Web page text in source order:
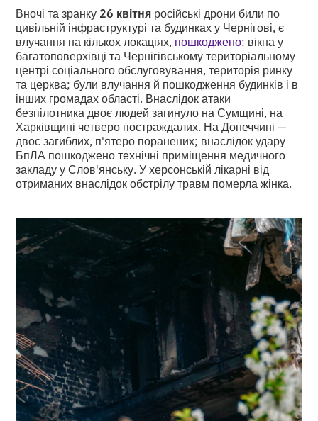
Вночі та зранку 26 квітня російські дрони били по
цивільній інфраструктурі та будинках у Чернігові, є
влучання на кількох локаціях, пошкоджено: вікна у
багатоповерхівці та Чернігівському територіальному
центрі соціального обслуговування, територія ринку
та церква; були влучання й пошкодження будинків і в
інших громадах області. Внаслідок атаки
безпілотника двоє людей загинуло на Сумщині, на
Харківщині четверо постраждалих. На Донеччині —
двоє загиблих, п'ятеро поранених; внаслідок удару
БпЛА пошкоджено технічні приміщення медичного
закладу у Слов'янську. У херсонській лікарні від
отриманих внаслідок обстрілу травм померла жінка.